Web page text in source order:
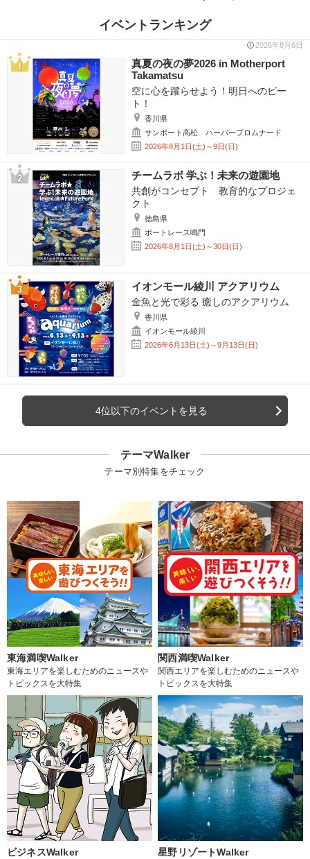
イベントランキング
2026年8月6日
真夏の夜の夢2026 in Motherport
Takamatsu
空に心を躍らせよう！明日へのビー
ト！
香川県
サンポート高松 ハーバープロムナード
2026年8月1日(土)～9日(日)
チームラボ 学ぶ！未来の遊園地
共創がコンセプト 教育的なプロジェ
クト
徳島県
ボートレース鳴門
2026年8月1日(土)～30日(日)
イオンモール綾川 アクアリウム
金魚と光で彩る 癒しのアクアリウム
香川県
イオンモール綾川
2026年6月13日(土)～9月13日(日)
4位以下のイベントを見る
テーマWalker
テーマ別特集をチェック
東海満喫Walker
東海エリアを楽しむためのニュースや
トピックスを大特集
関西満喫Walker
関西エリアを楽しむためのニュースや
トピックスを大特集
ビジネスWalker 星野リゾートWalker